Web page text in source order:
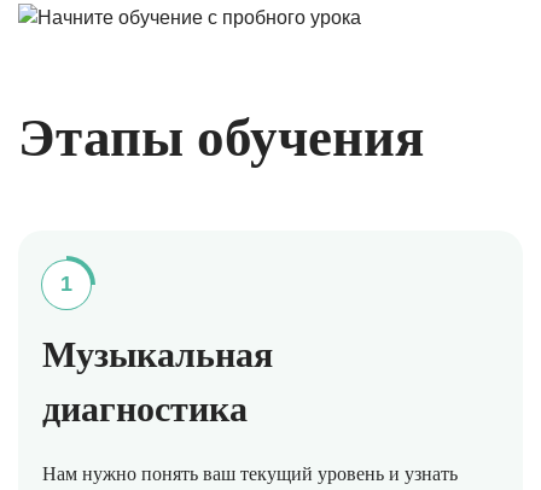
Этапы обучения
1
Музыкальная
диагностика
Нам нужно понять ваш текущий уровень и узнать